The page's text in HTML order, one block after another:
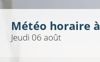
Météo horaire à
Jeudi 06 août